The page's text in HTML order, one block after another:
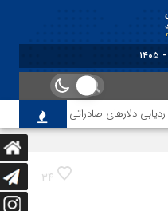
ردیابی دلارهای صادراتی از
34